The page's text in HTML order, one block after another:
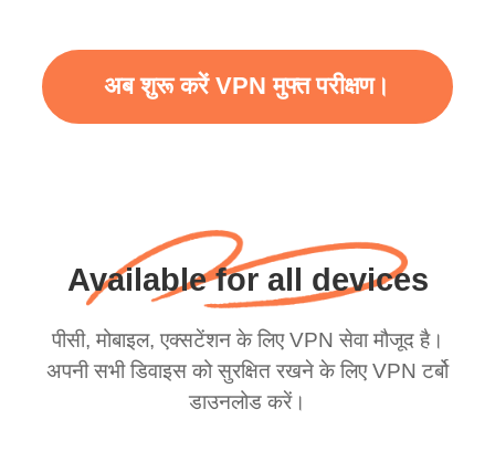
अब शुरू करें VPN मुफ्त परीक्षण।
Available for all devices
पीसी, मोबाइल, एक्सटेंशन के लिए VPN सेवा मौजूद है।
अपनी सभी डिवाइस को सुरक्षित रखने के लिए VPN टर्बो
डाउनलोड करें।